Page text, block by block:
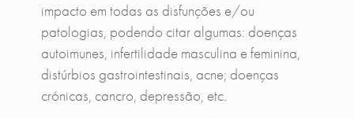
impacto em todas as disfunções e/ou
patologias, podendo citar algumas: doenças
autoimunes, infertilidade masculina e feminina,
distúrbios gastrointestinais, acne; doenças
crónicas, cancro, depressão, etc.